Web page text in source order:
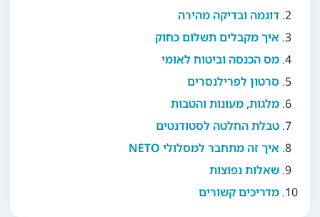
דוגמה ובדיקה מהירה
איך מקבלים תשלום כחוק
מס הכנסה וביטוח לאומי
סרטון לפרילנסרים
מלגות, מעונות והטבות
טבלת החלטה לסטודנטים
איך זה מתחבר למסלולי NETO
שאלות נפוצות
מדריכים קשורים